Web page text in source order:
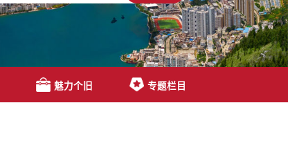
魅力个旧 专题栏目